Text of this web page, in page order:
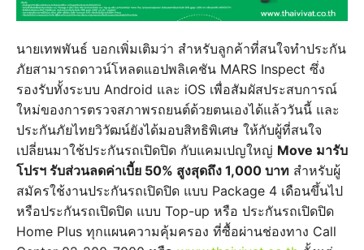
นายเทพพันธ์ บอกเพิ่มเติมว่า สำหรับลูกค้าที่สนใจทำประกัน
ภัยสามารถดาวน์โหลดแอปพลิเคชัน MARS Inspect ซึ่ง
รองรับทั้งระบบ Android และ iOS เพื่อสัมผัสประสบการณ์
ใหม่ของการตรวจสภาพรถยนต์ด้วยตนเองได้แล้ววันนี้ และ
ประกันภัยไทยวิวัฒน์ยังได้มอบสิทธิพิเศษ ให้กับผู้ที่สนใจ
เปลี่ยนมาใช้ประกันรถเปิดปิด กับแคมเปญใหญ่ Move มารับ
โปรฯ รับส่วนลดค่าเบี้ย 50% สูงสุดถึง 1,000 บาท สำหรับผู้
สมัครใช้งานประกันรถเปิดปิด แบบ Package 4 เดือนขึ้นไป
หรือประกันรถเปิดปิด แบบ Top-up หรือ ประกันรถเปิดปิด
Home Plus ทุกแผนความคุ้มครอง ที่ซื้อผ่านช่องทาง Call